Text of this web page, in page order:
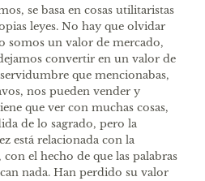
se basa en cosas utilitaristas
leyes. No hay que olvidar
somos un valor de mercado,
convertir en un valor de
que mencionabas,
nos pueden vender y
que ver con muchas cosas,
de lo sagrado, pero la
está relacionada con la
el hecho de que las palabras
nada. Han perdido su valor